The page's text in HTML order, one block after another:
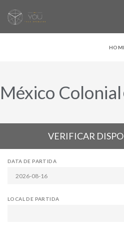
México Colonial
VERIFICAR
DATA DE PARTIDA
LOCAL DE PARTIDA